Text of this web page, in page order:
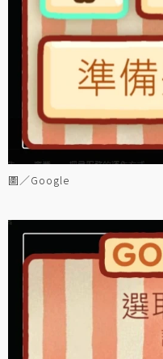
圖／Google